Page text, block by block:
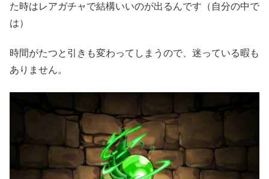
た時はレアガチャで結構いいのが出るんです（自分の中で
は）
時間がたつと引きも変わってしまうので、迷っている暇も
ありません。